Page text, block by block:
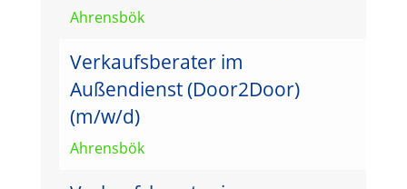
Ahrensbök
Verkaufsberater im
Außendienst (Door2Door)
(m/w/d)
Ahrensbök